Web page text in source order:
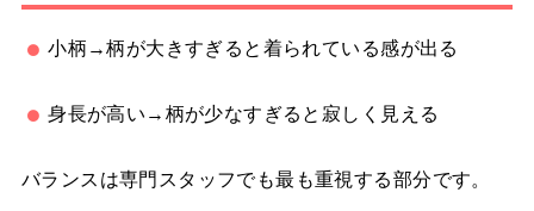
小柄→柄が大きすぎると着られている感が出る
身長が高い→柄が少なすぎると寂しく見える
バランスは専門スタッフでも最も重視する部分です。